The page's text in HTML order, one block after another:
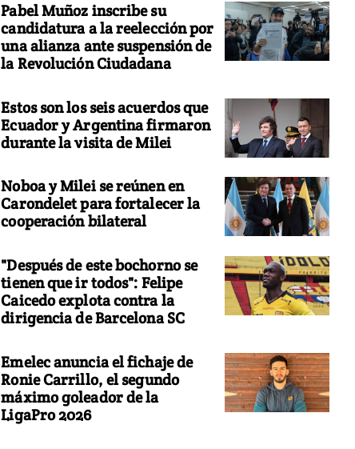
Pabel Muñoz inscribe su
candidatura a la reelección por
una alianza ante suspensión de
la Revolución Ciudadana
Estos son los seis acuerdos que
Ecuador y Argentina firmaron
durante la visita de Milei
Noboa y Milei se reúnen en
Carondelet para fortalecer la
cooperación bilateral
"Después de este bochorno se
tienen que ir todos": Felipe
Caicedo explota contra la
dirigencia de Barcelona SC
Emelec anuncia el fichaje de
Ronie Carrillo, el segundo
máximo goleador de la
LigaPro 2026